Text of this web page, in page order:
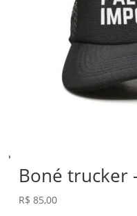
Boné trucker
R$ 85,00